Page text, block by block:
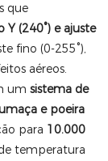
que
(240°) e ajuste
fino (0-255°),
aéreos.
um sistema de
e poeira
para 10.000
temperatura